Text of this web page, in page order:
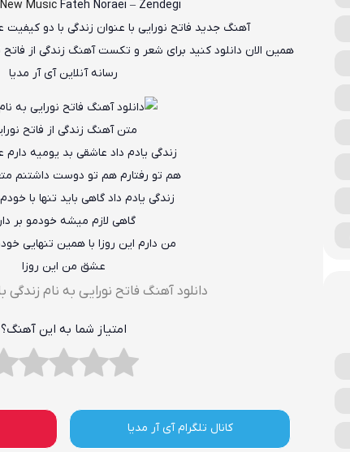
Music Fateh Noraei – Zendegi
آهنگ جدید فاتح نورایی با عنوان زندگی با دو کیفیت عالی ۱۲۸ و ۳۲۰
همین الان دانلود کنید برای شعر و تکست آهنگ زندگی از
رسانه آنلاین آی آر مدیا
متن آهنگ زندگی از فاتح
زندگی یادم داد عاشقی بد یومیه
هم تو رفتارم هم تو دوست داشتنم
زندگی یادم داد گاهی باید تنها با
گاهی لازم میشه خودمو بر
من دارم این روزا با همین تنهایی
عشق من این روزا
دانلود آهنگ فاتح نورایی به نام
امتیاز شما به این آهنگ؟
کانال تلگرام آی آر مدیا